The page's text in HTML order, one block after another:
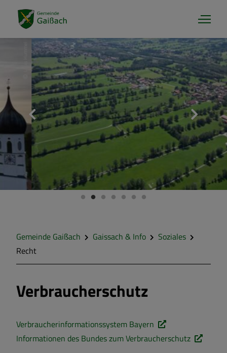
Gaissach & Info
Gemeindeinformationen
Institutionen und Vereine
Soziales
Gemeinde Gaißach Gaissach & Info
Soziales
Recht
Verbraucherschutz
Verbraucherinformationssystem Bayern
Informationen des Bundes zum Verbraucherschutz